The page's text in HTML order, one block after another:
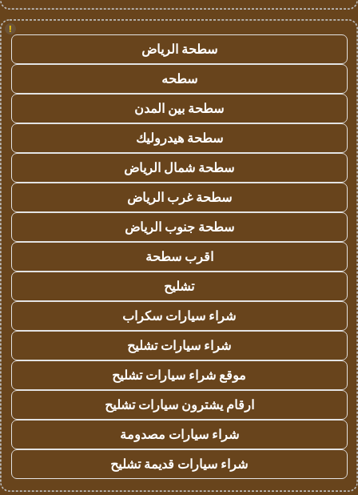
!
سطحة الرياض
سطحه
سطحة بين المدن
سطحة هيدروليك
سطحة شمال الرياض
سطحة غرب الرياض
سطحة جنوب الرياض
اقرب سطحة
تشليح
شراء سيارات سكراب
شراء سيارات تشليح
موقع شراء سيارات تشليح
ارقام يشترون سيارات تشليح
شراء سيارات مصدومة
شراء سيارات قديمة تشليح